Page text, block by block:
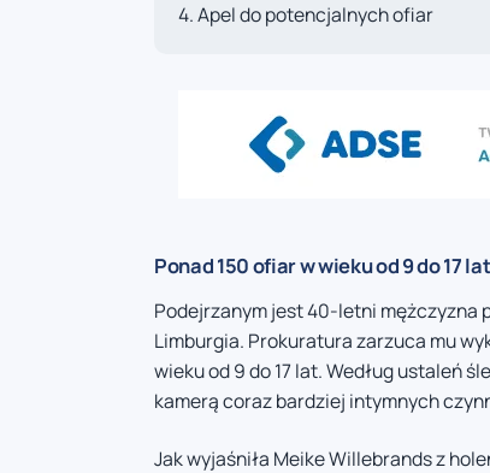
Apel do potencjalnych ofiar
Ponad 150 ofiar w wieku od 9 do 17 lat
Podejrzanym jest 40-letni mężczyzna
Limburgia. Prokuratura zarzuca mu
wieku od 9 do 17 lat. Według ustaleń
kamerą coraz bardziej intymnych
Jak wyjaśniła Meike Willebrands z